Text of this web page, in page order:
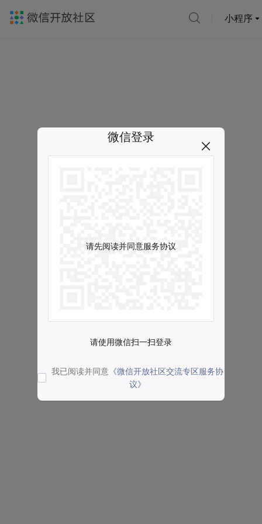
小程序
微信登录
请先阅读并同意服务协议
请使用微信扫一扫登录
我已阅读并同意 《微信开放社区交流专区服务协
议》